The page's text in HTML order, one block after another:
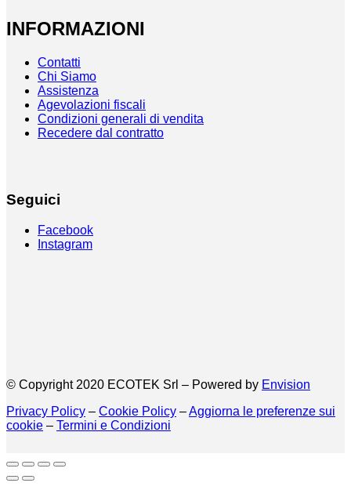
INFORMAZIONI
Contatti
Chi Siamo
Assistenza
Agevolazioni fiscali
Condizioni generali di vendita
Recedere dal contratto
Seguici
Facebook
Instagram
© Copyright 2020 ECOTEK Srl – Powered by Envision
Privacy Policy – Cookie Policy –Aggiorna le preferenze sui
cookie – Termini e Condizioni